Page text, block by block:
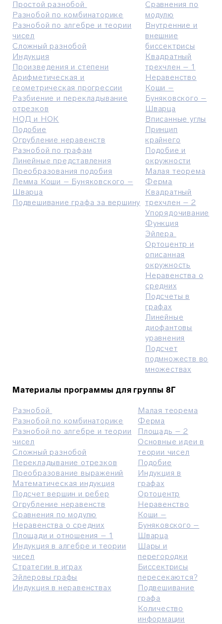
Простой разнобой
Разнобой по комбинаторике
Разнобой по алгебре и теории
чисел
Сложный разнобой
Индукция
Произведения и степени
Арифметическая и
геометрическая прогрессии
Разбиение и перекладывание
отрезков
НОД и НОК
Подобие
Огрубление неравенств
Разнобой по графам
Линейные представления
Преобразования подобия
Лемма Коши – Буняковского –
Шварца
Подвешивание графа за вершину
Сравнения по
модулю
Внутренние и
внешние
биссектрисы
Квадратный
трехчлен – 1
Неравенство
Коши –
Буняковского –
Шварца
Вписанные углы
Принцип
крайнего
Подобие и
окружности
Малая теорема
Ферма
Квадратный
трехчлен – 2
Упорядочивание
Функция
Эйлера
Ортоцентр и
описанная
окружность
Неравенства о
средних
Подсчеты в
графах
Линейные
диофантовы
уравнения
Подсчет
подмножеств во
множествах
Материалы программы для группы 8Г
Разнобой
Разнобой по комбинаторике
Разнобой по алгебре и теории
чисел
Сложный разнобой
Перекладывание отрезков
Преобразование выражений
Математическая индукция
Подсчет вершин и ребер
Огрубление неравенств
Сравнения по модулю
Неравенства о средних
Площади и отношения – 1
Индукция в алгебре и теории
чисел
Стратегии в играх
Эйлеровы графы
Индукция в неравенствах
Малая теорема
Ферма
Площадь – 2
Основные идеи в
теории чисел
Подобие
Индукция в
графах
Ортоцентр
Неравенство
Коши –
Буняковского –
Шварца
Шары и
перегородки
Биссектрисы
пересекаются?
Подвешивание
графа
Количество
информации